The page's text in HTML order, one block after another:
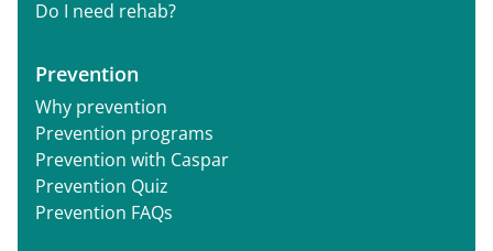
Do I need rehab?
Prevention
Why prevention
Prevention programs
Prevention with Caspar
Prevention Quiz
Prevention FAQs